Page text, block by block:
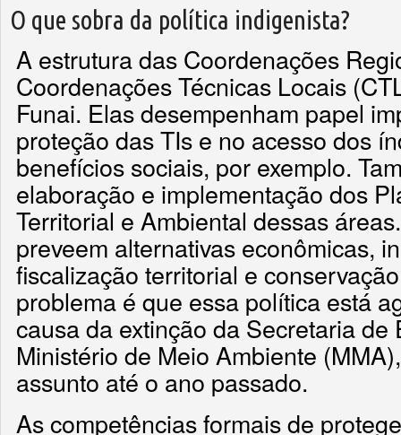
O que sobra da política indigenista?
A estrutura das Coordenações
Coordenações Técnicas Locais
Funai. Elas desempenham papel
proteção das TIs e no acesso dos
benefícios sociais, por exemplo.
elaboração e implementação dos
Territorial e Ambiental dessas
preveem alternativas econômicas,
fiscalização territorial e
problema é que essa política está
causa da extinção da Secretaria de
Ministério de Meio Ambiente
assunto até o ano passado.
As competências formais de